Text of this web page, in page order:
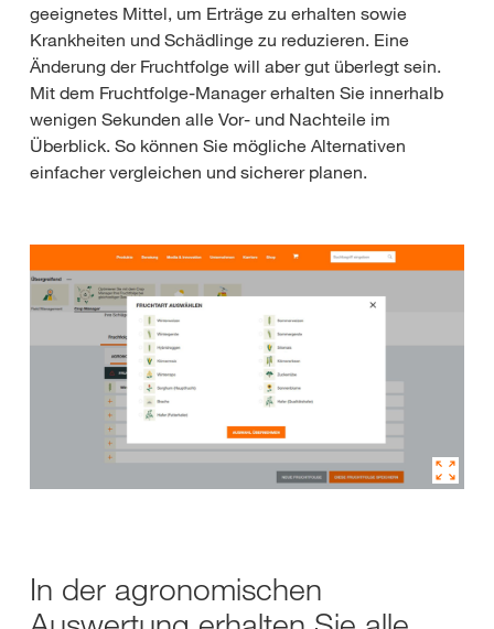
geeignetes Mittel, um Erträge zu erhalten sowie
Krankheiten und Schädlinge zu reduzieren. Eine
Änderung der Fruchtfolge will aber gut überlegt sein.
Mit dem Fruchtfolge-Manager erhalten Sie innerhalb
wenigen Sekunden alle Vor- und Nachteile im
Überblick. So können Sie mögliche Alternativen
einfacher vergleichen und sicherer planen.
In der agronomischen